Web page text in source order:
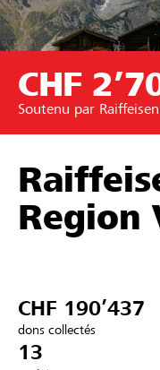
Parrainer
Soutien &
Partenaires /
Se connecter
Trouvez des projets
CHF
Soutenu par Raiffeisen
Region
CHF 190’437
dons collectés
13